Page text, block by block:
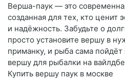
Верша-паук — это
созданная для тех, кто ценит
и надёжность. Забудьте о
просто установите вершу в
приманку, и рыба сама пойдёт
вершу для рыбалки на
Купить вершу паук в москве